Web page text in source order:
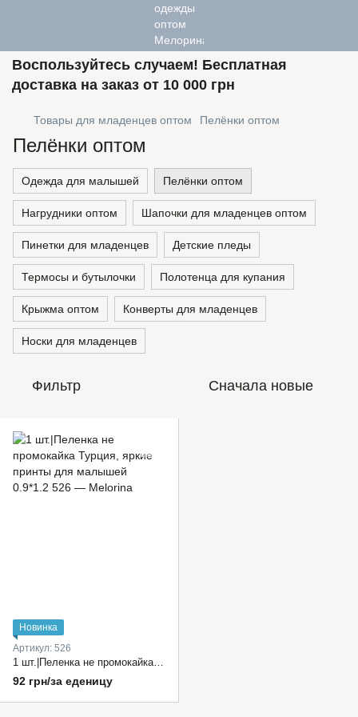
Воспользуйтесь случаем! Бесплатная
доставка на заказ от 10 000 грн
Товары для младенцев оптом Пелёнки оптом
Пелёнки оптом
Одежда для малышей Пелёнки оптом
Нагрудники оптом Шапочки для младенцев оптом
Пинетки для младенцев Детские пледы
Термосы и бутылочки Полотенца для купания
Крыжма оптом Конверты для младенцев
Носки для младенцев
Фильтр Сначала новые
Новинка
Артикул: 526
92 грн/за еденицу